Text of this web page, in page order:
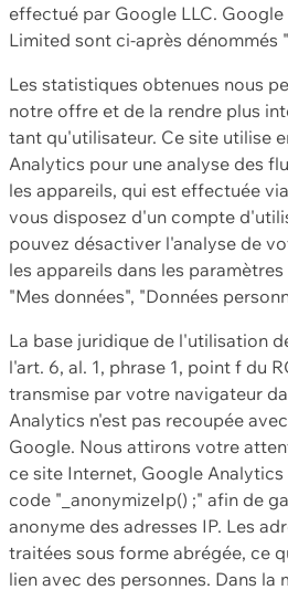
effectué par Google LLC.
Limited sont ci-après dénommés
Les statistiques obtenues nous
notre offre et de la rendre plus
tant qu'utilisateur. Ce site utilise
Analytics pour une analyse des
les appareils, qui est effectuée
vous disposez d'un compte
pouvez désactiver l'analyse de
les appareils dans les
"Mes données", "Données
La base juridique de l'utilisation
l'art. 6, al. 1, phrase 1, point f du
transmise par votre navigateur
Analytics n'est pas recoupée
Google. Nous attirons votre
ce site Internet, Google
code "_anonymizeIp() ;" afin de
anonyme des adresses IP. Les
traitées sous forme abrégée, ce
lien avec des personnes. Dans la